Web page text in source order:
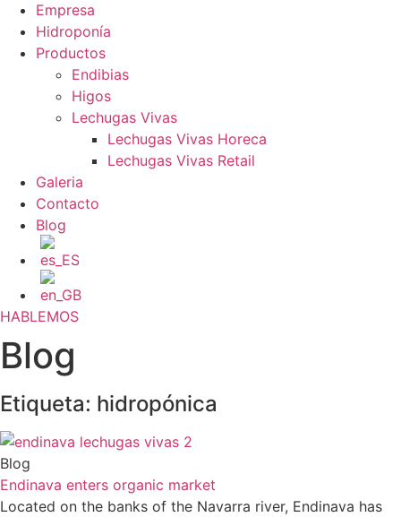
Empresa
Hidroponía
Productos
Endibias
Higos
Lechugas Vivas
Lechugas Vivas Horeca
Lechugas Vivas Retail
Galeria
Contacto
Blog
HABLEMOS
Blog
Etiqueta: hidropónica
Blog
Endinava enters organic market
Located on the banks of the Navarra river, Endinava has